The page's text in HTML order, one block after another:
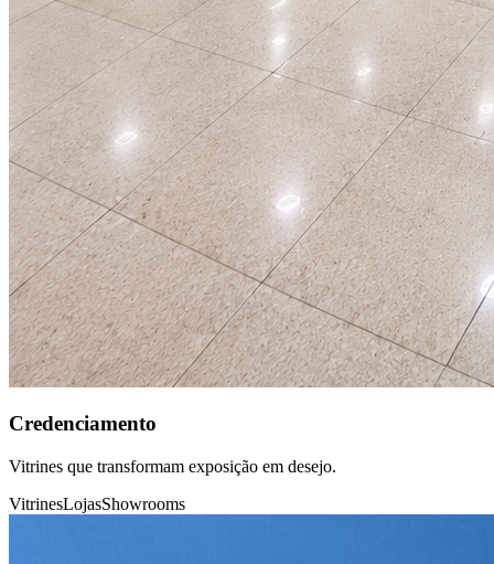
Credenciamento
Vitrines que transformam exposição em desejo.
VitrinesLojasShowrooms